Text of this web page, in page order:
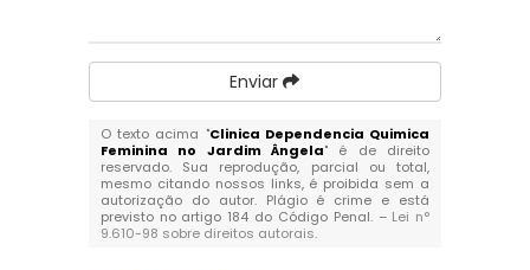
Enviar
O texto acima "Clinica Dependencia Quimica
Feminina no Jardim Ângela" é de direito
reservado. Sua reprodução, parcial ou total,
mesmo citando nossos links, é proibida sem a
autorização do autor. Plágio é crime e está
previsto no artigo 184 do Código Penal. – Lei n°
9.610-98 sobre direitos autorais.